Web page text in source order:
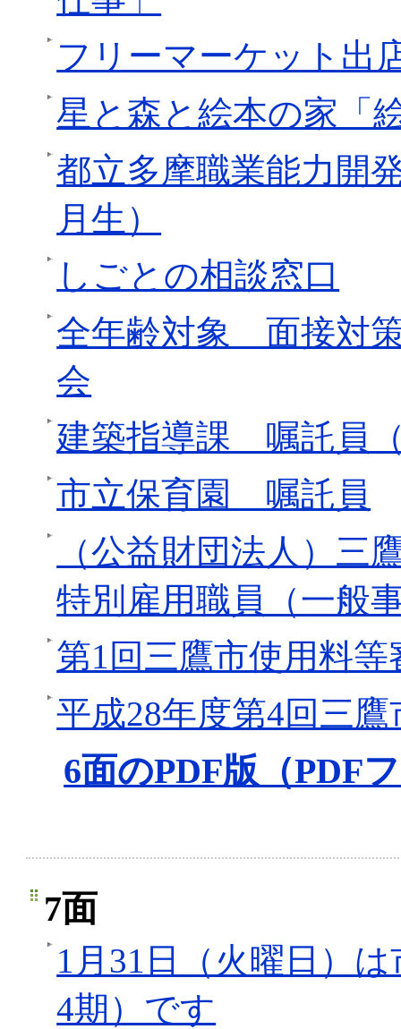
フリーマーケット出
星と森と絵本の家「
都立多摩職業能力開
月生）
しごとの相談窓口
全年齢対象 面接対
会
建築指導課 嘱託員
市立保育園 嘱託員
（公益財団法人）
特別雇用職員（一般
第1回三鷹市使用料
平成28年度第4回三
6面のPDF版（PDF
7面
1月31日（火曜日）
4期）です